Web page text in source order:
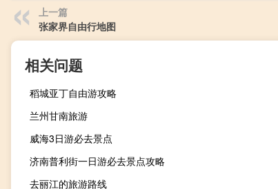
上一篇
张家界自由行地图
相关问题
稻城亚丁自由游攻略
兰州甘南旅游
威海3日游必去景点
济南普利街一日游必去景点攻略
去丽江的旅游路线